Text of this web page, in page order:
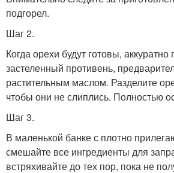
подгорел.
Шаг 2.
Когда орехи будут готовы,
застеленный противень,
растительным маслом. Разделите
чтобы они не слиплись. Полностью
Шаг 3.
В маленькой банке с плотно
смешайте все ингредиенты для
встряхивайте до тех пор, пока не